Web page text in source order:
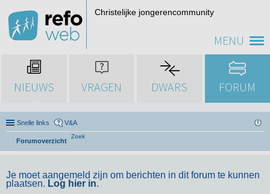
MENU
Christelijke jongerencommunity
NIEUWS VRAGEN DWARS FORUM
Snelle links V&A
Forumoverzicht
Zoek
Je moet aangemeld zijn om berichten in dit forum te kunnen
plaatsen. Log hier in.